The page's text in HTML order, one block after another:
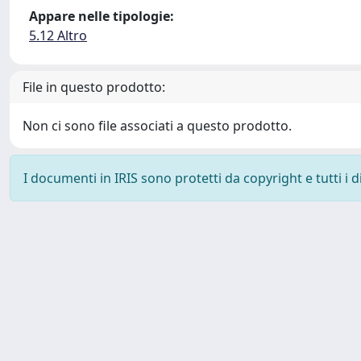
Appare nelle tipologie:
5.12 Altro
File in questo prodotto:
Non ci sono file associati a questo prodotto.
I documenti in IRIS sono protetti da copyright e tutti i